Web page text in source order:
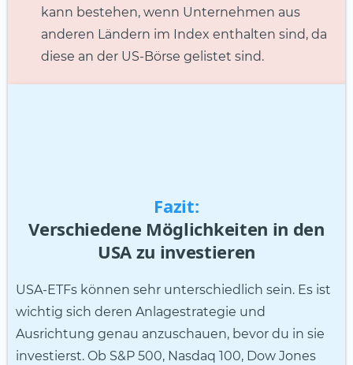
kann bestehen, wenn Unternehmen aus
anderen Ländern im Index enthalten sind, da
diese an der US-Börse gelistet sind.
Fazit:
Verschiedene Möglichkeiten in den
USA zu investieren
USA-ETFs können sehr unterschiedlich sein. Es ist
wichtig sich deren Anlagestrategie und
Ausrichtung genau anzuschauen, bevor du in sie
investierst. Ob S&P 500, Nasdaq 100, Dow Jones